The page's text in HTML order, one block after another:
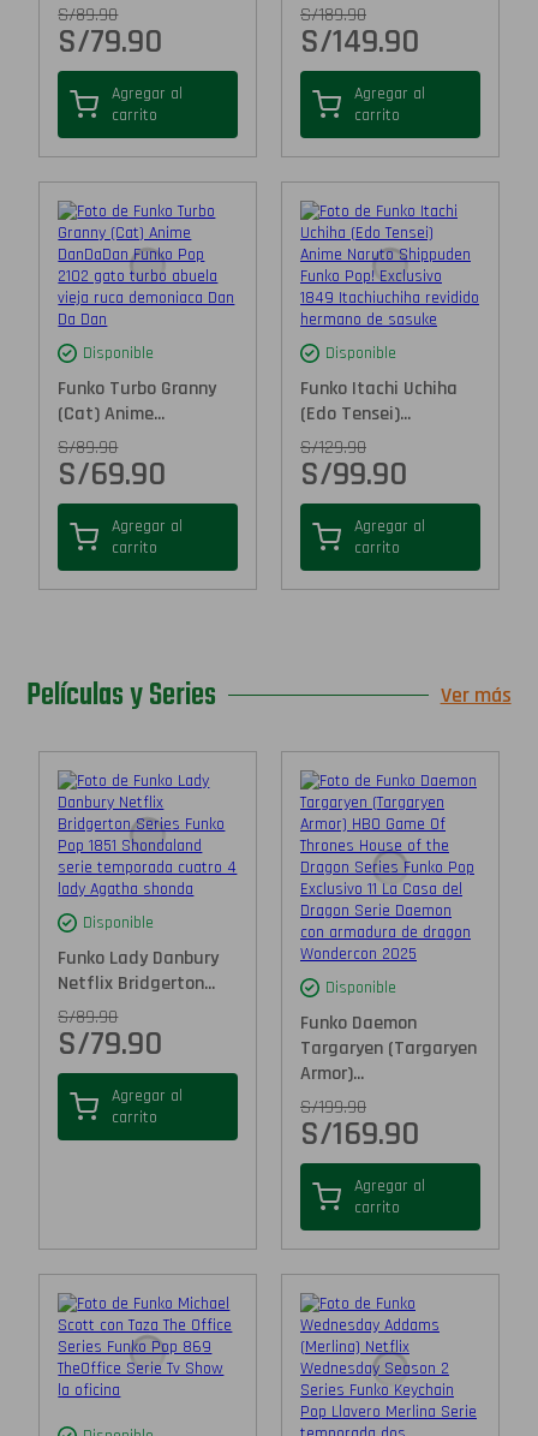
S/89.90
S/79.90
Agregar al
carrito
S/189.90
S/149.90
Agregar al
carrito
Disponible
Funko Turbo Granny
(Cat) Anime...
S/89.90
S/69.90
Agregar al
carrito
Disponible
Funko Itachi Uchiha
(Edo Tensei)...
S/129.90
S/99.90
Agregar al
carrito
Películas y Series Ver más
Disponible
Funko Lady Danbury
Netflix Bridgerton...
S/89.90
S/79.90
Agregar al
carrito
Disponible
Funko Daemon
Targaryen (Targaryen
Armor)...
S/199.90
S/169.90
Agregar al
carrito